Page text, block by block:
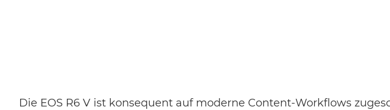
Die EOS R6 V ist konsequent auf moderne Content-Workflows